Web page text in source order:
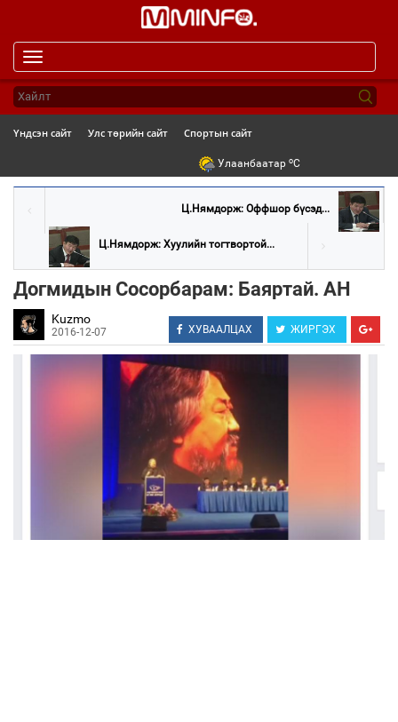
navigation
Үндсэн сайт Улс төрийн сайт Спортын сайт
Улаанбаатар oC
Ц.Нямдорж: Оффшор бүсэд...
Ц.Нямдорж: Хуулийн тогтвортой...
Догмидын Сосорбарам: Баяртай. АН
Kuzmo
2016-12-07 ХУВААЛЦАХ ЖИРГЭХ